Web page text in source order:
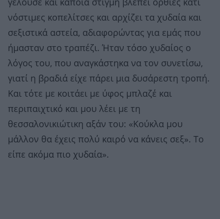
γελούσε και κάποια στιγμή βλέπει όρθιες κάτι
νόστιμες κοπελίτσες και αρχίζει τα χυδαία και
σεξιστικά αστεία, αδιαφορώντας για εμάς που
ήμασταν στο τραπέζι. Ήταν τόσο χυδαίος ο
λόγος του, που αναγκάστηκα να τον συνετίσω,
γιατί η βραδιά είχε πάρει μια δυσάρεστη τροπή.
Και τότε με κοιτάει με ύφος μπλαζέ και
περιπαιχτικό και μου λέει με τη
θεσσαλονικιώτικη αξάν του: «Κούκλα μου
μάλλον θα έχεις πολύ καιρό να κάνεις σεξ». Το
είπε ακόμα πιο χυδαία».